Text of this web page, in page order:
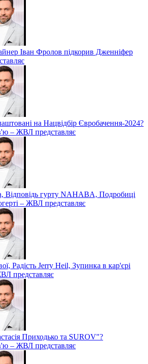
Іван Фролов підкорив Дженніфер
на Нацвідбір Євробачення-2024?
– ЖВЛ представляє
Відповідь гурту NAHABA, Подробиці
– ЖВЛ представляє
Радість Jerry Heil, Зупинка в кар'єрі
представляє
Приходько та SUROV"?
– ЖВЛ представляє